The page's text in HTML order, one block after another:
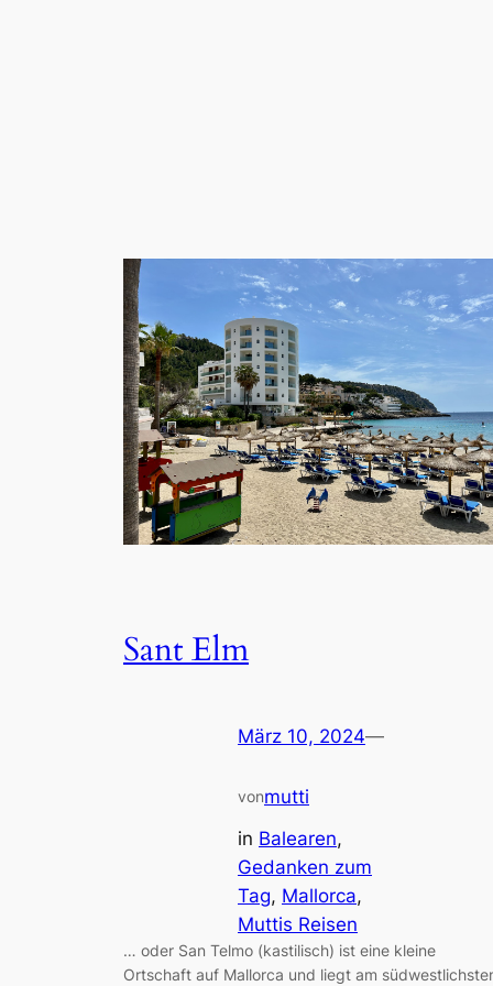
Sant Elm
März 10, 2024—
vonmutti
in Balearen
Gedanken zum
Tag, Mallorca
Muttis Reisen
… oder San Telmo (kastilisch) ist eine kleine
Ortschaft auf Mallorca und liegt am